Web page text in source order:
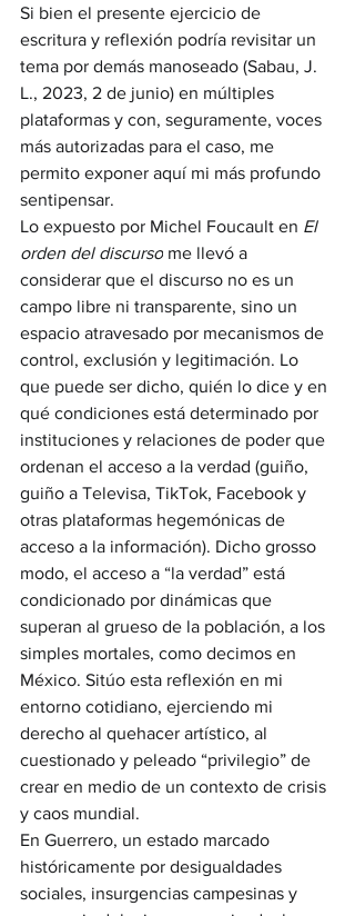
Si bien el presente ejercicio de
escritura y reflexión podría revisitar un
tema por demás manoseado (Sabau, J.
L., 2023, 2 de junio) en múltiples
plataformas y con, seguramente, voces
más autorizadas para el caso, me
permito exponer aquí mi más profundo
sentipensar.
Lo expuesto por Michel Foucault en El
orden del discurso me llevó a
considerar que el discurso no es un
campo libre ni transparente, sino un
espacio atravesado por mecanismos de
control, exclusión y legitimación. Lo
que puede ser dicho, quién lo dice y en
qué condiciones está determinado por
instituciones y relaciones de poder que
ordenan el acceso a la verdad (guiño,
guiño a Televisa, TikTok, Facebook y
otras plataformas hegemónicas de
acceso a la información). Dicho grosso
modo, el acceso a “la verdad” está
condicionado por dinámicas que
superan al grueso de la población, a los
simples mortales, como decimos en
México. Sitúo esta reflexión en mi
entorno cotidiano, ejerciendo mi
derecho al quehacer artístico, al
cuestionado y peleado “privilegio” de
crear en medio de un contexto de crisis
y caos mundial.
En Guerrero, un estado marcado
históricamente por desigualdades
sociales, insurgencias campesinas y